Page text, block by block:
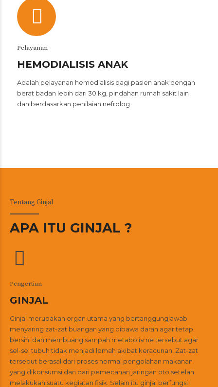
Pelayanan
HEMODIALISIS ANAK
Adalah pelayanan hemodialisis bagi pasien anak dengan
berat badan lebih dari 30 kg, pindahan rumah sakit lain
dan berdasarkan penilaian nefrolog.
Tentang Ginjal
APA ITU GINJAL ?
Pengertian
GINJAL
Ginjal merupakan organ utama yang bertanggungjawab
menyaring zat-zat buangan yang dibawa darah agar tetap
bersih, dan membuang sampah metabolisme tersebut agar
sel-sel tubuh tidak menjadi lemah akibat keracunan. Zat-zat
tersebut berasal dari proses normal pengolahan makanan
yang dikonsumsi dan dari pemecahan jaringan oto setelah
melakukan suatu kegiatan fisik. Selain itu ginjal berfungsi